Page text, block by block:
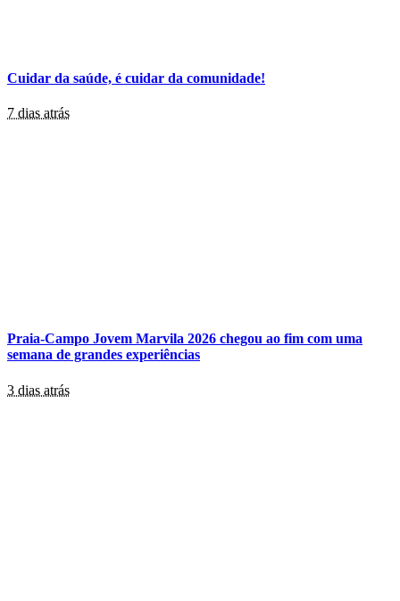
Cuidar da saúde, é cuidar da comunidade!
7 dias atrás
Praia-Campo Jovem Marvila 2026 chegou ao fim com uma
semana de grandes experiências
3 dias atrás